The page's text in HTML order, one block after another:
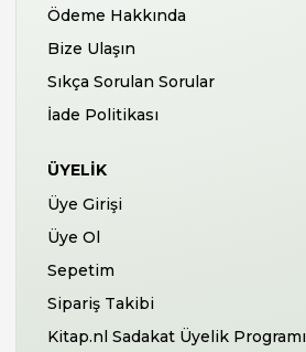
Ödeme Hakkında
Bize Ulaşın
Sıkça Sorulan Sorular
İade Politikası
ÜYELIK
Üye Girişi
Üye Ol
Sepetim
Sipariş Takibi
Kitap.nl Sadakat Üyelik Programı